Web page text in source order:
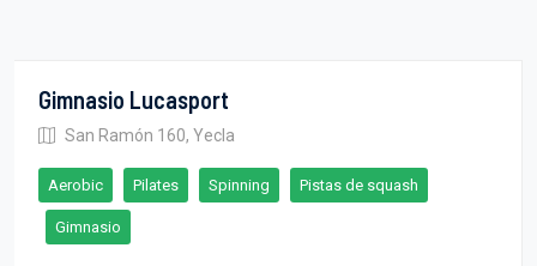
Gimnasio Lucasport
San Ramón 160, Yecla
Aerobic Pilates Spinning Pistas de squash
Gimnasio